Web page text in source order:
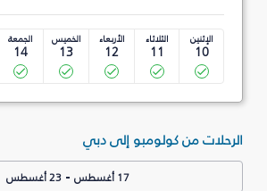
الإثنين
10
الثلاثاء
11
الأربعاء
12
الخميس
13
الجمعة
14
الرحلات من كولومبو إلى دبي
17 أغسطس -23 أغسطس